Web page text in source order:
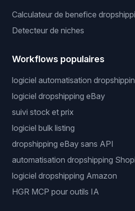
Calculateur de benefice
Detecteur de niches
Workflows populaires
logiciel automatisation
logiciel dropshipping eBay
suivi stock et prix
logiciel bulk listing
dropshipping eBay sans API
automatisation dropshipping
logiciel dropshipping Amazon
HGR MCP pour outils IA